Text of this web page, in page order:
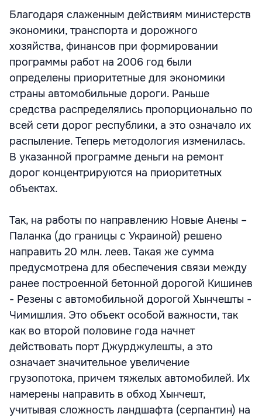
Благодаря слаженным действиям министерств
экономики, транспорта и дорожного
хозяйства, финансов при формировании
программы работ на 2006 год были
определены приоритетные для экономики
страны автомобильные дороги. Раньше
средства распределялись пропорционально по
всей сети дорог республики, а это означало их
распыление. Теперь методология изменилась.
В указанной программе деньги на ремонт
дорог концентрируются на приоритетных
объектах.
Так, на работы по направлению Новые Анены –
Паланка (до границы с Украиной) решено
направить 20 млн. леев. Такая же сумма
предусмотрена для обеспечения связи между
ранее построенной бетонной дорогой Кишинев
- Резены с автомобильной дорогой Хынчешты -
Чимишлия. Это объект особой важности, так
как во второй половине года начнет
действовать порт Джурджулешты, а это
означает значительное увеличение
грузопотока, причем тяжелых автомобилей. Их
намерены направить в обход Хынчешт,
учитывая сложность ландшафта (серпантин) на